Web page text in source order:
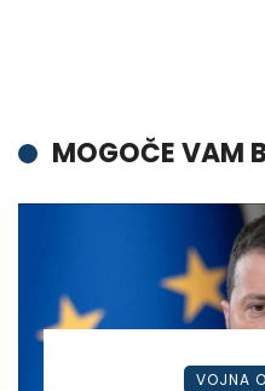
MOGOČE VAM
VOJNA